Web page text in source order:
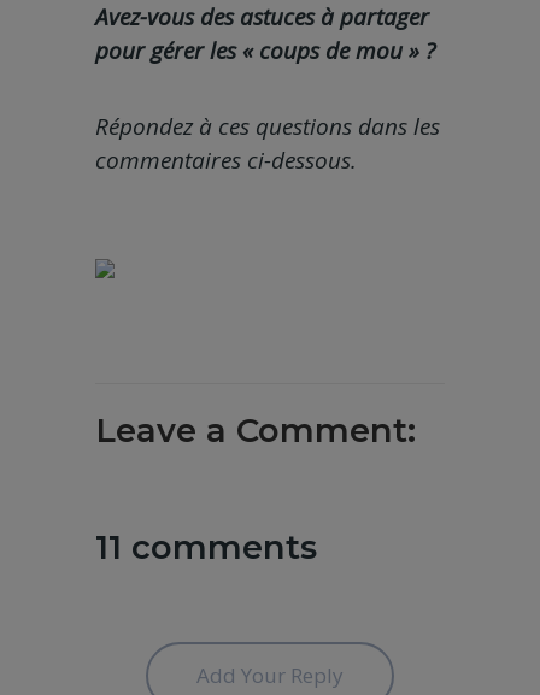
Avez-vous des astuces à partager
pour gérer les « coups de mou » ?
Répondez à ces questions dans les
commentaires ci-dessous.
Leave a Comment:
11 comments
Add Your Reply